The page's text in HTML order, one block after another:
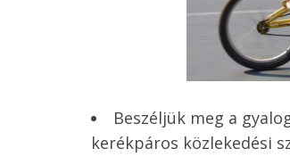
Beszéljük meg a
kerékpáros közlekedési